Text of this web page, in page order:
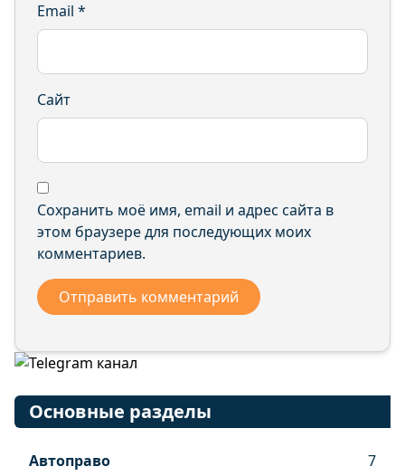
Email *
Сайт
Сохранить моё имя, email и адрес сайта в
этом браузере для последующих моих
комментариев.
Основные разделы
Автоправо
7